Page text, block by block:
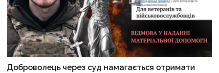
Доброволець через суд намагається отримати